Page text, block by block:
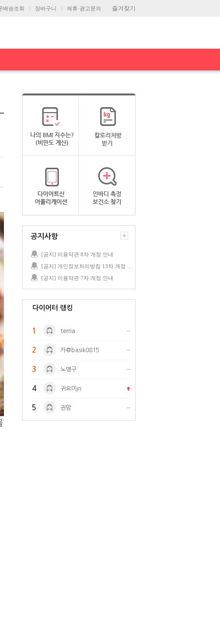
즐겨찾기
배송조회 장바구니 제휴·광고문의
공지사항
[공지] 이용약관 8차 개정 안내
[공지] 이용약관 7차 개정 안내
다이어터 랭킹
1 terria
2 카@basik0815
3 노맹구
4 귀요미jn
5 권맘